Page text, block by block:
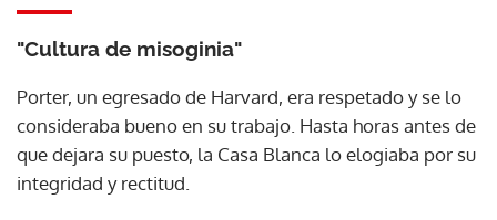
"Cultura de misoginia"
Porter, un egresado de Harvard, era respetado y se lo
consideraba bueno en su trabajo. Hasta horas antes de
que dejara su puesto, la Casa Blanca lo elogiaba por su
integridad y rectitud.